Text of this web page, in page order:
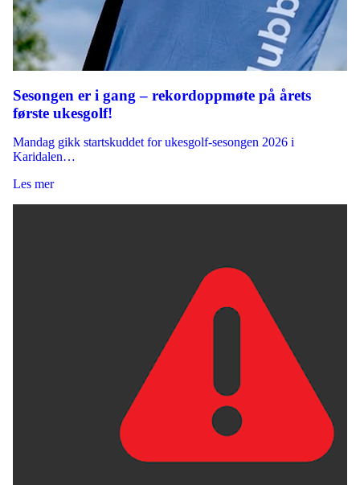
Sesongen er i gang – rekordoppmøte på årets
første ukesgolf!
Mandag gikk startskuddet for ukesgolf-sesongen 2026 i
Karidalen…
Les mer